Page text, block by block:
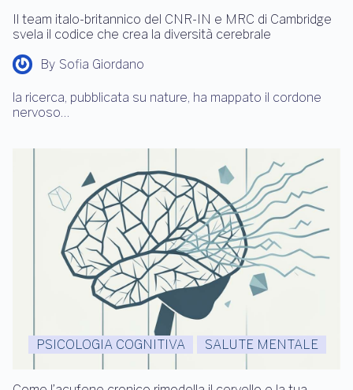
Il team italo-britannico del CNR-IN e MRC di Cambridge
svela il codice che crea la diversità cerebrale
By Sofia Giordano
la ricerca, pubblicata su nature, ha mappato il cordone
nervoso…
PSICOLOGIA COGNITIVA SALUTE MENTALE